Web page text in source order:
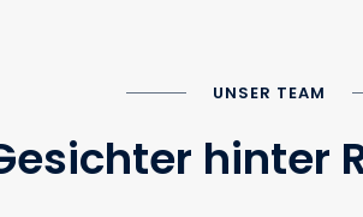
UNSER TEAM
hinter